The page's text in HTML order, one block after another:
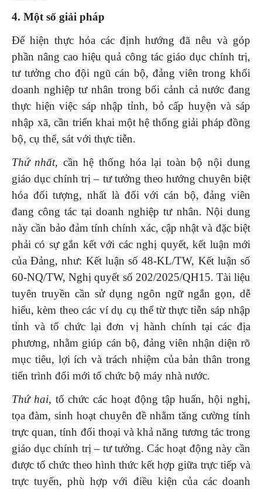
4. Một số giải pháp
Để hiện thực hóa các định hướng đã nêu và góp
phần nâng cao hiệu quả công tác giáo dục chính trị,
tư tưởng cho đội ngũ cán bộ, đảng viên trong khối
doanh nghiệp tư nhân trong bối cảnh cả nước đang
thực hiện việc sáp nhập tỉnh, bỏ cấp huyện và sáp
nhập xã, cần triển khai một hệ thống giải pháp đồng
bộ, cụ thể, sát với thực tiễn.
Thứ nhất, cần hệ thống hóa lại toàn bộ nội dung
giáo dục chính trị – tư tưởng theo hướng chuyên biệt
hóa đối tượng, nhất là đối với cán bộ, đảng viên
đang công tác tại doanh nghiệp tư nhân. Nội dung
này cần bảo đảm tính chính xác, cập nhật và đặc biệt
phải có sự gắn kết với các nghị quyết, kết luận mới
của Đảng, như: Kết luận số 48-KL/TW, Kết luận số
60-NQ/TW, Nghị quyết số 202/2025/QH15. Tài liệu
tuyên truyền cần sử dụng ngôn ngữ ngắn gọn, dễ
hiểu, kèm theo các ví dụ cụ thể từ thực tiễn sáp nhập
tỉnh và tổ chức lại đơn vị hành chính tại các địa
phương, nhằm giúp cán bộ, đảng viên nhận diện rõ
mục tiêu, lợi ích và trách nhiệm của bản thân trong
tiến trình đổi mới tổ chức bộ máy nhà nước.
Thứ hai, tổ chức các hoạt động tập huấn, hội nghị,
tọa đàm, sinh hoạt chuyên đề nhằm tăng cường tính
trực quan, tính đối thoại và khả năng tương tác trong
giáo dục chính trị – tư tưởng. Các hoạt động này cần
được tổ chức theo hình thức kết hợp giữa trực tiếp và
trực tuyến, phù hợp với điều kiện của các doanh